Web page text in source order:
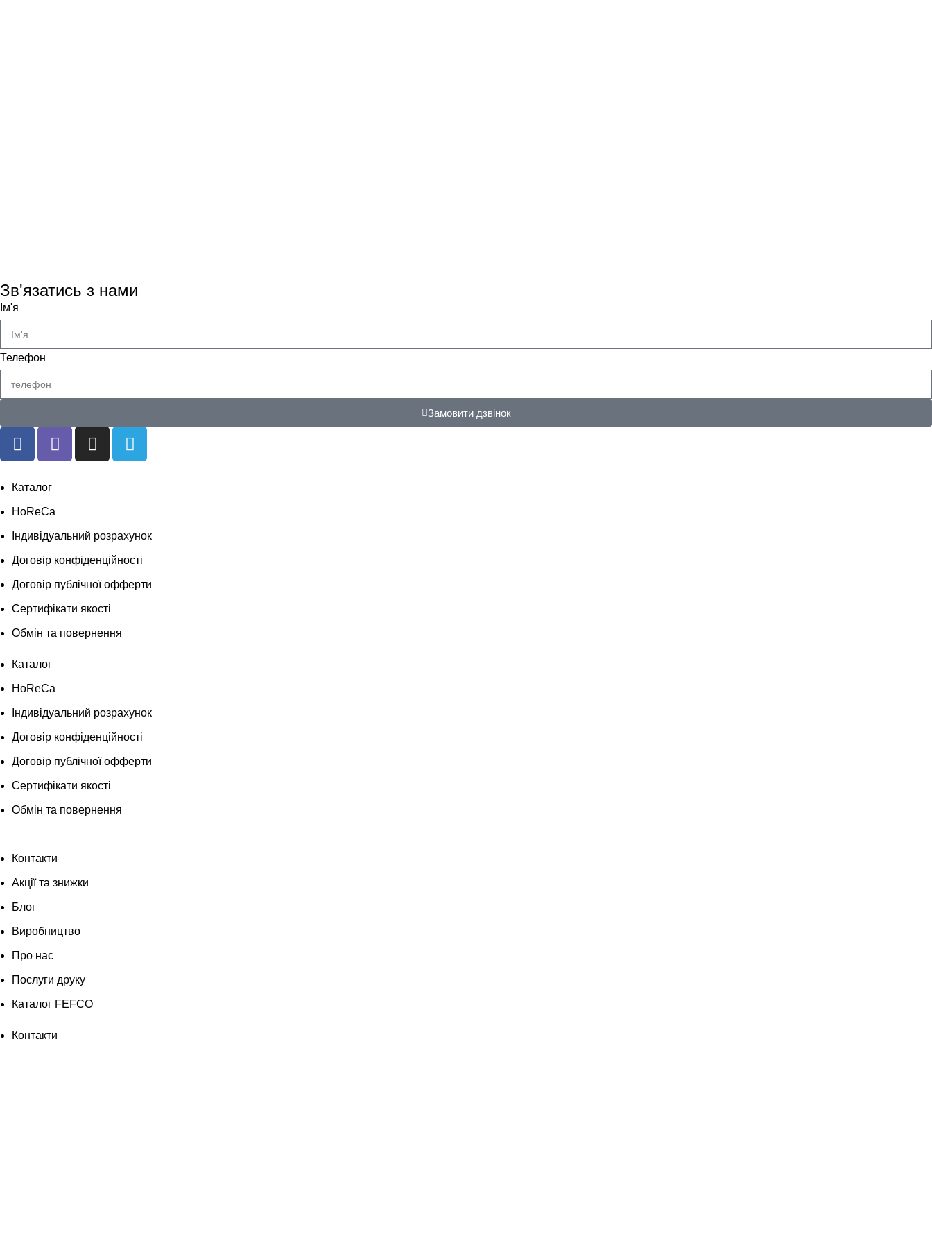
Зв'язатись з нами
Ім'я
Телефон
Замовити дзвінок
Каталог
HoReCa
Індивідуальний розрахунок
Договір конфіденційності
Договір публічної офферти
Сертифікати якості
Обмін та повернення
Каталог
HoReCa
Індивідуальний розрахунок
Договір конфіденційності
Договір публічної офферти
Сертифікати якості
Обмін та повернення
Контакти
Акції та знижки
Блог
Виробництво
Про нас
Послуги друку
Каталог FEFCO
Контакти